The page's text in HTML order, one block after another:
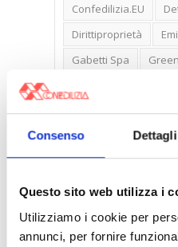
Consenso Dettagli
Questo sito web utilizza i
Utilizziamo i cookie per
annunci, per fornire
Confedilizia.EU
Dirittiproprietà
Gabetti Spa
Libero Mercato
Nudaproprietà
Prima Casa
Rendite Catastali
Ruderi
Sicurezza
Sunia